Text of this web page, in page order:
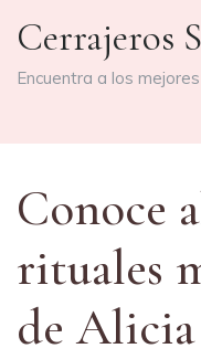
Cerrajeros
Encuentra a los
Conoce
rituales
de